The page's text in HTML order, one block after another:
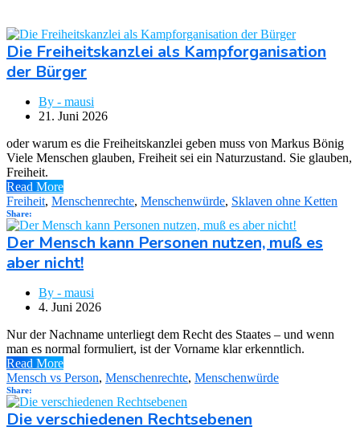
Die Freiheitskanzlei als Kampforganisation
der Bürger
By - mausi
21. Juni 2026
oder warum es die Freiheitskanzlei geben muss von Markus Bönig
Viele Menschen glauben, Freiheit sei ein Naturzustand. Sie glauben,
Freiheit.
Read More
Freiheit, Menschenrechte, Menschenwürde, Sklaven ohne Ketten
Share:
Der Mensch kann Personen nutzen, muß es
aber nicht!
By - mausi
4. Juni 2026
Nur der Nachname unterliegt dem Recht des Staates – und wenn
man es normal formuliert, ist der Vorname klar erkenntlich.
Read More
Mensch vs Person, Menschenrechte, Menschenwürde
Share:
Die verschiedenen Rechtsebenen